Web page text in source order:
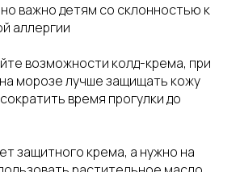
важно детям со склонностью к
аллергии
возможности колд-крема, при
морозе лучше защищать кожу
время прогулки до
защитного крема, а нужно на